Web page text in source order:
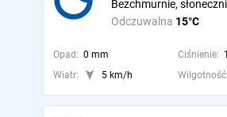
Odczuwalna 15°C
Bezchmurnie,
Opad: 0 mm Ciśnienie:
Wiatr:
5 km/h Wilgotność: